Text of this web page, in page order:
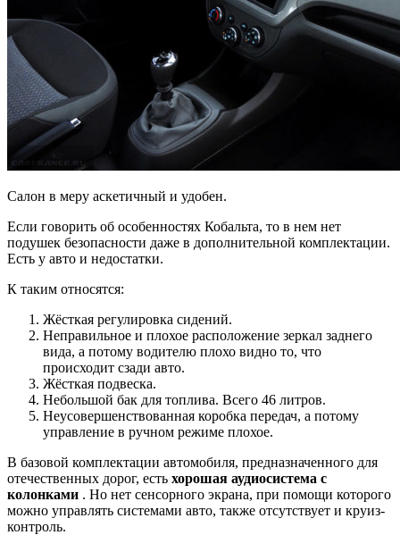
Салон в меру аскетичный и удобен.
Если говорить об особенностях Кобальта, то в нем нет
подушек безопасности даже в дополнительной комплектации.
Есть у авто и недостатки.
К таким относятся:
Жёсткая регулировка сидений.
Неправильное и плохое расположение зеркал заднего
вида, а потому водителю плохо видно то, что
происходит сзади авто.
Жёсткая подвеска.
Небольшой бак для топлива. Всего 46 литров.
Неусовершенствованная коробка передач, а потому
управление в ручном режиме плохое.
В базовой комплектации автомобиля, предназначенного для
отечественных дорог, есть хорошая аудиосистема с
колонками . Но нет сенсорного экрана, при помощи которого
можно управлять системами авто, также отсутствует и круиз-
контроль.